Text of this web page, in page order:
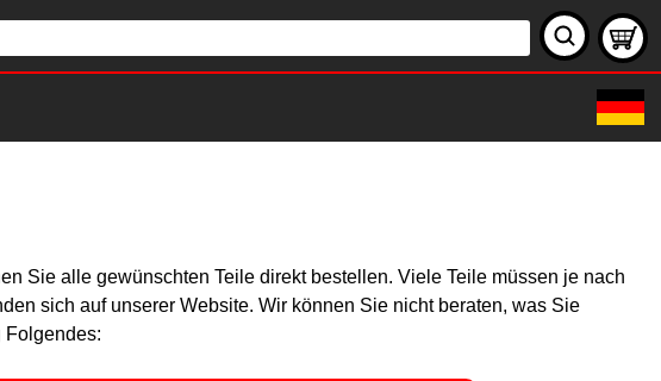
Sie alle gewünschten Teile direkt bestellen. Viele Teile müssen je nach
sich auf unserer Website. Wir können Sie nicht beraten, was Sie
Folgendes: